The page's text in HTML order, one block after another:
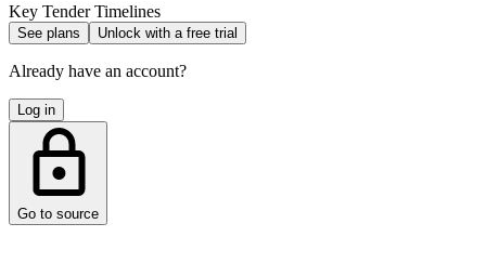
Key Tender Timelines
See plans Unlock with a free trial
Already have an account?
Log in
Go to source